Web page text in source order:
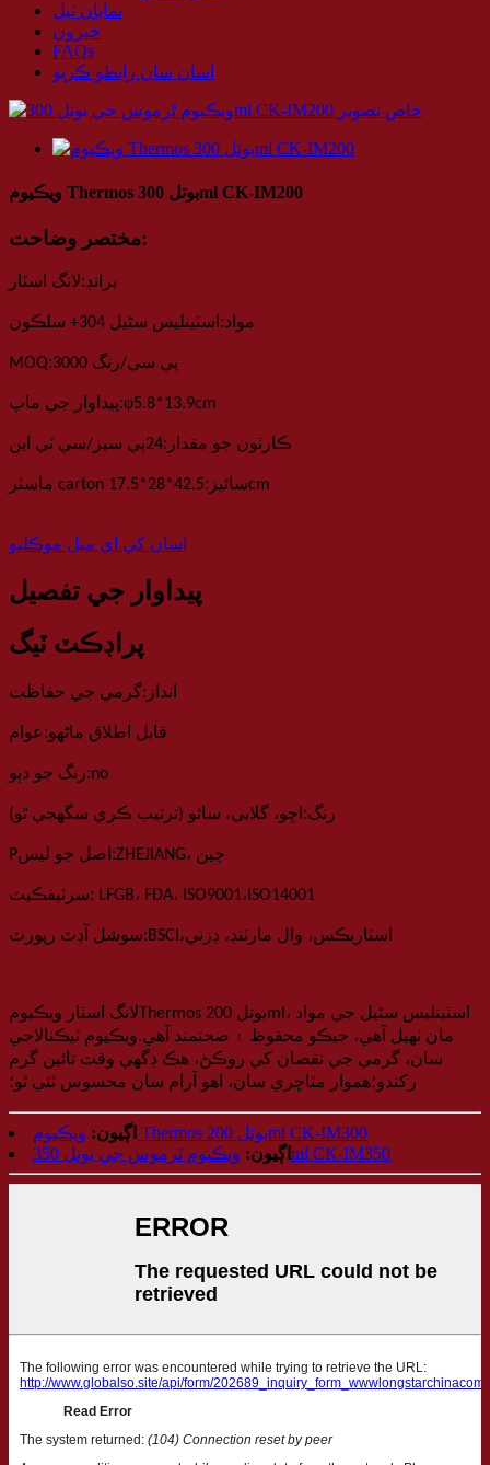
نمايان ٿيل
خبرون
FAQs
اسان سان رابطو ڪريو
ويڪيوم Thermos بوتل 300ml CK-IM200
مختصر وضاحت:
برانڊ:لانگ اسٽار
مواد:اسٽينلیس سٹیل 304+ سلڪون
MOQ: 3000 پي سي/رنگ
پيداوار جي ماپ:φ5.8*13.9cm
ڪارٽون جو مقدار :
24پي سيز /سي ٽي اين
ماسٽر carton سائيز :
42.5*28*17.5 cm
اسان کي اي ميل موڪليو
پيداوار جي تفصيل
پراڊڪٽ ٽيگ
انداز :گرمي جي حفاظت
قابل اطلاق ماڻهو:عوام
رنگ جو دٻو:no
رنگ: اڇو، گلابي، سائو (ترتيب ڪري سگهجي ٿو)
Pاصل جو ليس : ZHEJIANG، چين
سرٽيفڪيٽ: LFGB، FDA، ISO9001، ISO14001
سوشل آڊٽ رپورٽ:BSCI ،اسٽاربڪس، وال مارٽنڊ، ڊزني
لانگ اسٽار ويڪيوم Thermos بوتل 200ml ، اسٽينلیس سٹیل جي مواد
مان ٺهيل آهي، جيڪو محفوظ ۽ صحتمند آهي.ويڪيوم ٽيڪنالاجي
سان، گرمي جي نقصان کي روڪڻ، هڪ ڊگهي وقت تائين گرم
رکندو؛هموار مٿاڇري سان، اهو آرام سان محسوس ٿئي ٿو؛
اڳيون:
ويڪيوم Thermos بوتل 200ml CK-IM300
اڳيون:ويڪيوم ٿرموس جي بوتل 350ml CK-IM350